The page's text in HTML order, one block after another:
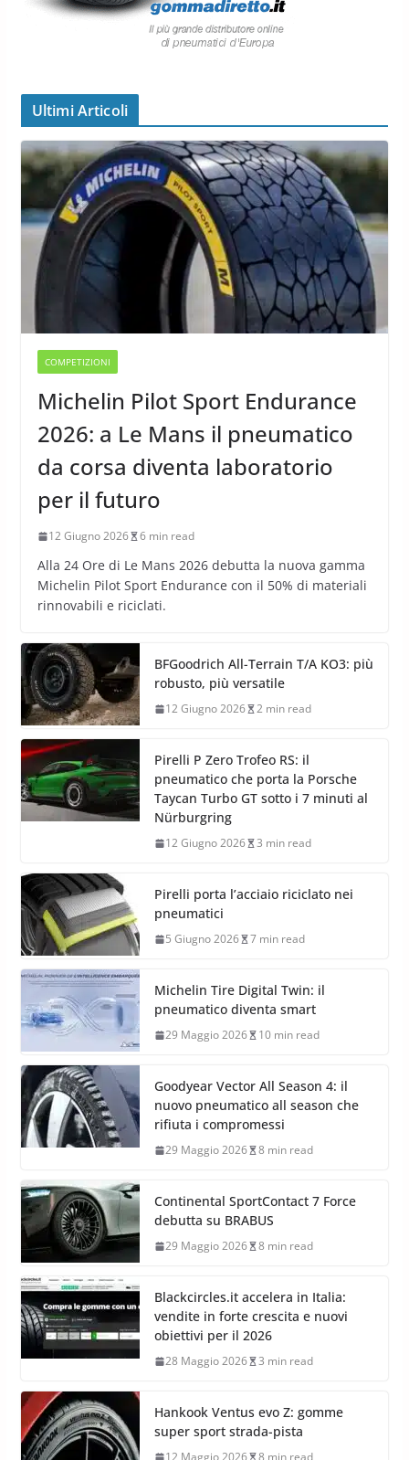
Ultimi Articoli
COMPETIZIONI
Michelin Pilot Sport Endurance
2026: a Le Mans il pneumatico
da corsa diventa laboratorio
per il futuro
12 Giugno 2026 6 min read
Alla 24 Ore di Le Mans 2026 debutta la nuova gamma
Michelin Pilot Sport Endurance con il 50% di materiali
rinnovabili e riciclati.
BFGoodrich All-Terrain T/A KO3: più
robusto, più versatile
12 Giugno 2026 2 min read
Pirelli P Zero Trofeo RS: il
pneumatico che porta la Porsche
Taycan Turbo GT sotto i 7 minuti al
Nürburgring
12 Giugno 2026 3 min read
Pirelli porta l’acciaio riciclato nei
pneumatici
5 Giugno 2026 7 min read
Michelin Tire Digital Twin: il
pneumatico diventa smart
29 Maggio 2026 10 min read
Goodyear Vector All Season 4: il
nuovo pneumatico all season che
rifiuta i compromessi
29 Maggio 2026 8 min read
Continental SportContact 7 Force
debutta su BRABUS
29 Maggio 2026 8 min read
Blackcircles.it accelera in Italia:
vendite in forte crescita e nuovi
obiettivi per il 2026
28 Maggio 2026 3 min read
Hankook Ventus evo Z: gomme
super sport strada-pista